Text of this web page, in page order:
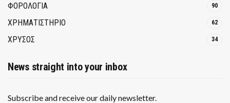
ΦΟΡΟΛΟΓΙΑ 90
ΧΡΗΜΑΤΙΣΤΗΡΙΟ 62
ΧΡΥΣΟΣ 34
News straight into your inbox
Subscribe and receive our daily newsletter.